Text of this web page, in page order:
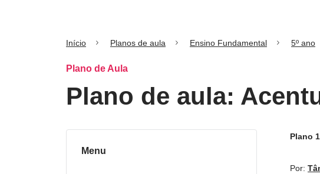
Início Planos de aula Ensino Fundamental 5º ano
Plano de Aula
Plano de aula:
Menu
Plano
Por: